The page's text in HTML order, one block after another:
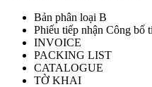
Bản phân loại B
Phiếu tiếp nhận Công bố
INVOICE
PACKING LIST
CATALOGUE
TỜ KHAI